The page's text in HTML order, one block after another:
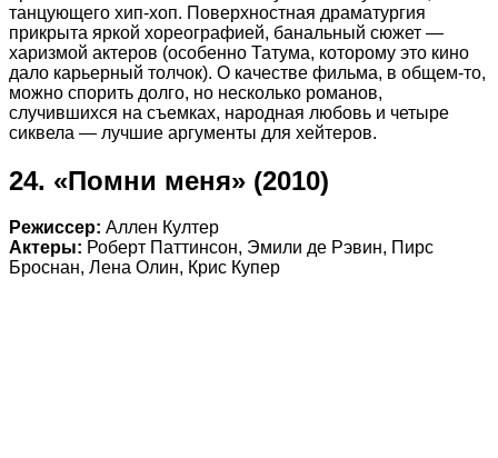
танцующего хип-хоп. Поверхностная драматургия
прикрыта яркой хореографией, банальный сюжет —
харизмой актеров (особенно Татума, которому это кино
дало карьерный толчок). О качестве фильма, в общем-то,
можно спорить долго, но несколько романов,
случившихся на съемках, народная любовь и четыре
сиквела — лучшие аргументы для хейтеров.
24. «Помни меня» (2010)
Режиссер: Аллен Култер
Актеры: Роберт Паттинсон, Эмили де Рэвин, Пирс
Броснан, Лена Олин, Крис Купер